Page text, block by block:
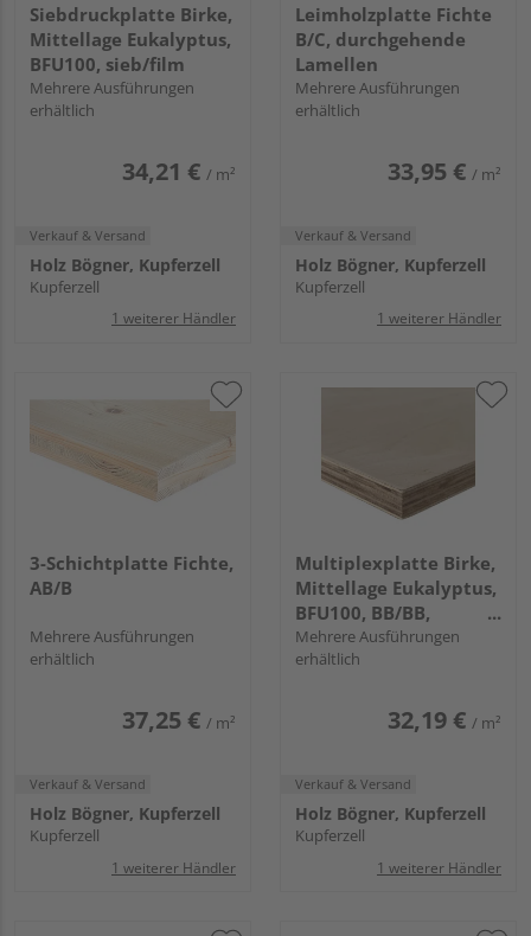
Siebdruckplatte Birke,
Mittellage Eukalyptus,
BFU100, sieb/film
Mehrere Ausführungen
erhältlich
34,21 € / m²
Verkauf & Versand
Holz Bögner, Kupferzell
Kupferzell
1 weiterer Händler
Leimholzplatte Fichte
B/C, durchgehende
Lamellen
Mehrere Ausführungen
erhältlich
33,95 € / m²
Verkauf & Versand
Holz Bögner, Kupferzell
Kupferzell
1 weiterer Händler
3-Schichtplatte Fichte,
AB/B
Mehrere Ausführungen
erhältlich
37,25 € / m²
Verkauf & Versand
Holz Bögner, Kupferzell
Kupferzell
1 weiterer Händler
Multiplexplatte Birke,
Mittellage Eukalyptus,
BFU100, BB/BB,
längsfurniert
Mehrere Ausführungen
erhältlich
32,19 € / m²
Verkauf & Versand
Holz Bögner, Kupferzell
Kupferzell
1 weiterer Händler